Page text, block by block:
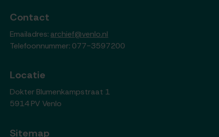
Contact
Emailadres: archief@venlo.nl
Telefoonnummer: 077-3597200
Locatie
Dokter Blumenkampstraat 1
5914 PV Venlo
Sitemap